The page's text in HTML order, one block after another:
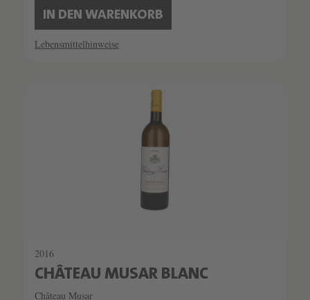
IN DEN WARENKORB
Lebensmittelhinweise
2016
CHÂTEAU MUSAR BLANC
Château Musar